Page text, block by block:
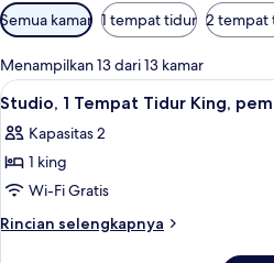
Filter
tersedia
untuk
kamar
Semua kamar 1 tempat tidur 2 tempat
Menampilkan 13 dari 13 kamar
Lihat
semua
foto
untuk
Studio,
1
5
Studio, 1 Tempat Tidur King,
Kapasitas 2
1 king
Wi-Fi Gratis
Rincian selengkapnya
Rincian